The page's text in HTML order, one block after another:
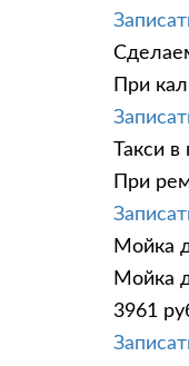
При
Такси в
При
Мойка
Мойка
3961